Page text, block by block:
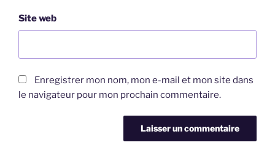
Site web
Enregistrer mon nom, mon e-mail et mon site dans
le navigateur pour mon prochain commentaire.